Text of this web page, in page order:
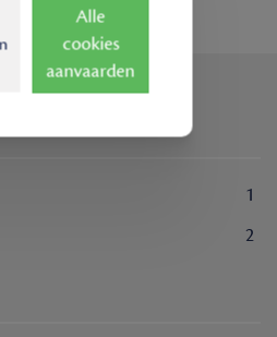
1
2
Alle
cookies
aanvaarden